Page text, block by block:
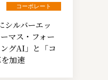
コーポレート
シルバーエッ
マス・フォー
グAI」と「コ
加速